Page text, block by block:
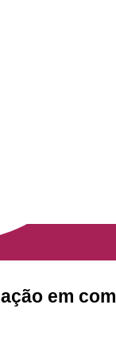
em